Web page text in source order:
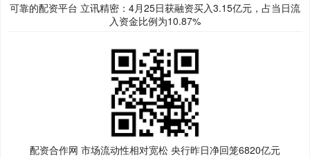
可靠的配资平台 立讯精密：4月25日获融资买入3.15亿元，占当日流
入资金比例为10.87%
配资合作网 市场流动性相对宽松 央行昨日净回笼6820亿元